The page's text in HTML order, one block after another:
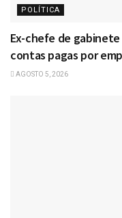
POLÍTICA
Ex-chefe de
contas pagas por
AGOSTO 5, 2026